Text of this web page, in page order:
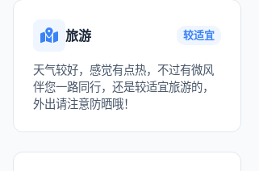
旅游 较适宜
天气较好，感觉有点热，不过有微风
伴您一路同行，还是较适宜旅游的，
外出请注意防晒哦！